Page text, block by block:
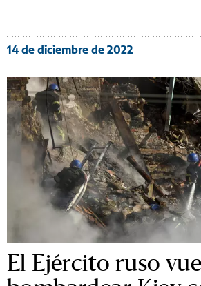
14 de diciembre de 2022
El Ejército ruso